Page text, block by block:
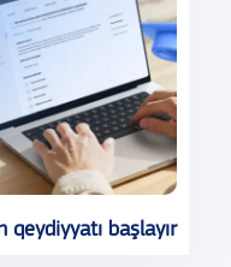
başlayır